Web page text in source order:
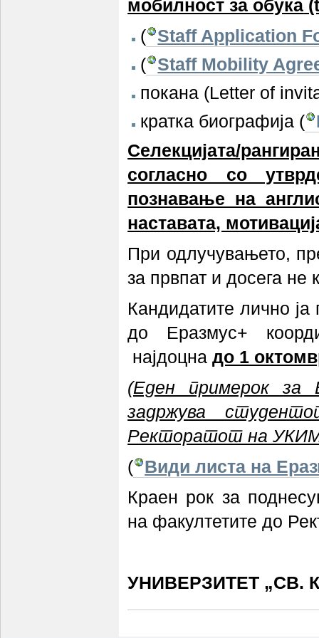
мобилност за обука
(
Staff Application
(
Staff Mobility
покана (Letter of
кратка биографија (
Селекцијата/
согласно со
познавање на
наставата,
При одлучувањето,
за првпат и досега не
Кандидатите лично
до Еразмус+
најдоцнадо 1
(Еден примерок за
задржува
Ректоратот на
(
Види листа на
Краен рок за
на факултетите до
УНИВЕРЗИТЕТ „СВ.